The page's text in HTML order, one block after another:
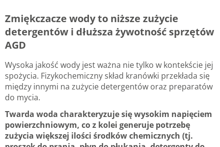
Zmiękczacze wody to niższe zużycie
detergentów i dłuższa żywotność sprzętów
AGD
Wysoka jakość wody jest ważna nie tylko w kontekście jej
spożycia. Fizykochemiczny skład kranówki przekłada się
między innymi na zużycie detergentów oraz preparatów
do mycia.
Twarda woda charakteryzuje się wysokim napięciem
powierzchniowym, co z kolei generuje potrzebę
zużycia większej ilości środków chemicznych (tj.